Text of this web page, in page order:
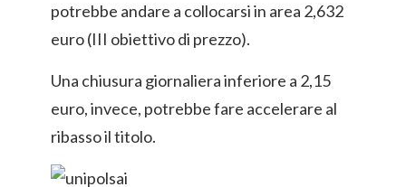
potrebbe andare a collocarsi in area 2,632
euro (III obiettivo di prezzo).
Una chiusura giornaliera inferiore a 2,15
euro, invece, potrebbe fare accelerare al
ribasso il titolo.